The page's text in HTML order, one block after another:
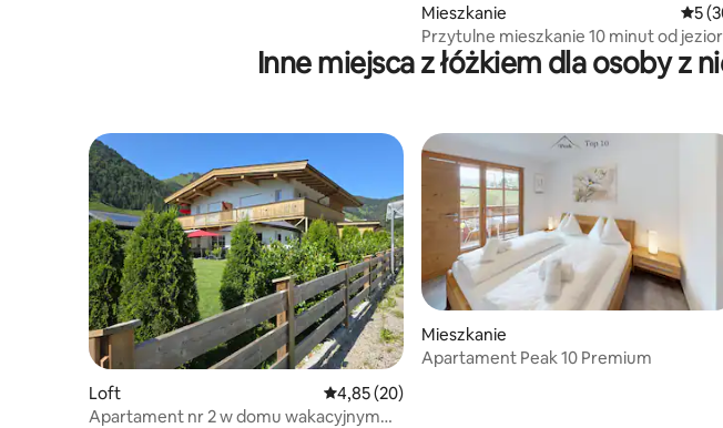
Mieszkanie
5
Przytulne mieszkanie 10 minut od
Inne miejsca z łóżkiem dla osoby z
Loft Średnia ocena: 4,85 na 5, liczba recenzji: 20
4,85 (20)
Apartament nr 2 w domu wakacyjnym
Mieszkanie
Apartament Peak 10 Premium